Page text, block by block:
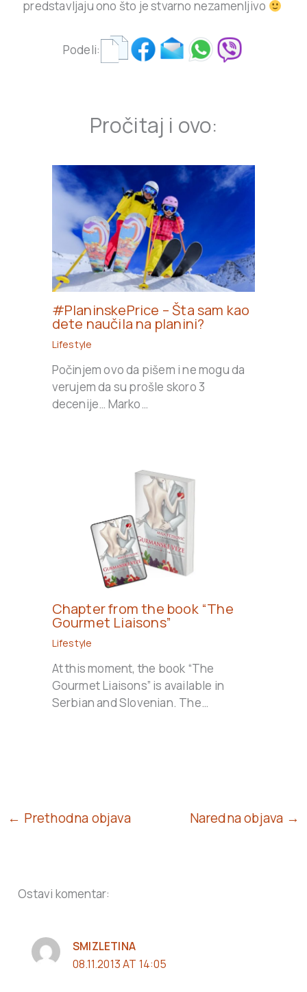
predstavljaju ono što je stvarno nezamenljivo
Podeli:
Pročitaj i ovo:
#PlaninskePrice – Šta sam kao
dete naučila na planini?
Lifestyle
Počinjem ovo da pišem i ne mogu da
verujem da su prošle skoro 3
decenije… Marko…
Chapter from the book “The
Gourmet Liaisons”
Lifestyle
At this moment, the book “The
Gourmet Liaisons” is available in
Serbian and Slovenian. The…
← Prethodna objava Naredna objava →
Ostavi komentar:
SMIZLETINA
08.11.2013 AT 14:05